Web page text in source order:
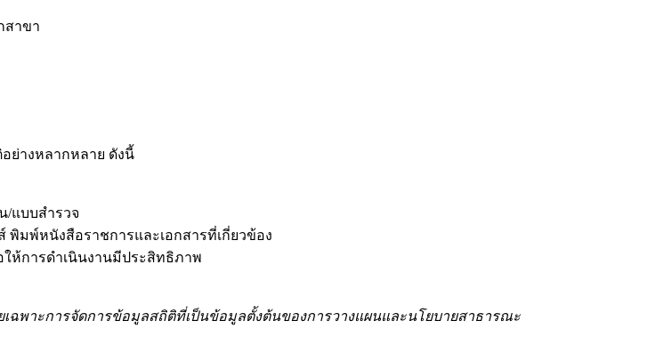
สาขา
ย่างหลากหลาย ดังนี้
/แบบสำรวจ
พิมพ์หนังสือราชการและเอกสารที่เกี่ยวข้อง
ห้การดำเนินงานมีประสิทธิภาพ
พาะการจัดการข้อมูลสถิติที่เป็นข้อมูลตั้งต้นของการวางแผนและนโยบายสาธารณะ